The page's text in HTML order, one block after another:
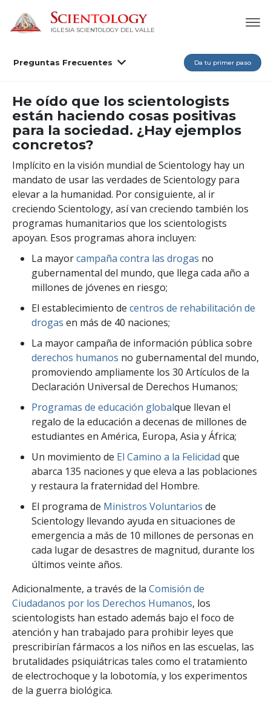
IGLESIA SCIENTOLOGY DEL VALLE
Preguntas Frecuentes Da tu primer paso
He oído que los scientologists
están haciendo cosas positivas
para la sociedad. ¿Hay ejemplos
concretos?
Implícito en la visión mundial de Scientology hay un
mandato de usar las verdades de Scientology para
elevar a la humanidad. Por consiguiente, al ir
creciendo Scientology, así van creciendo también los
programas humanitarios que los scientologists
apoyan. Esos programas ahora incluyen:
La mayorcampaña contra las drogas no
gubernamental del mundo, que llega cada año a
millones de jóvenes en riesgo;
El establecimiento de centros de rehabilitación de
drogas en más de 40 naciones;
La mayor campaña de información pública sobre
derechos humanos no gubernamental del mundo,
promoviendo ampliamente los 30 Artículos de la
Declaración Universal de Derechos Humanos;
Programas de educación globalque llevan el
regalo de la educación a decenas de millones de
estudiantes en América, Europa, Asia y África;
Un movimiento de El Camino a la Felicidad que
abarca 135 naciones y que eleva a las poblaciones
y restaura la fraternidad del Hombre.
El programa de Ministros Voluntarios de
Scientology llevando ayuda en situaciones de
emergencia a más de 10 millones de personas en
cada lugar de desastres de magnitud, durante los
últimos veinte años.
Adicionalmente, a través de la Comisión de
Ciudadanos por los Derechos Humanos, los
scientologists han estado además bajo el foco de
atención y han trabajado para prohibir leyes que
prescribirían fármacos a los niños en las escuelas, las
brutalidades psiquiátricas tales como el tratamiento
de electrochoque y la lobotomía, y los experimentos
de la guerra biológica.